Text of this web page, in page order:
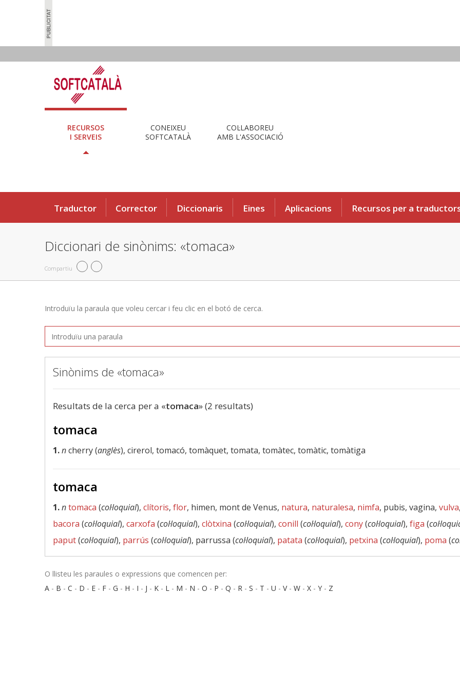
RECURSOS
I SERVEIS
CONEIXEU
SOFTCATALÀ
COL·LABOREU
AMB L'ASSOCIACIÓ
Traductor Corrector Diccionaris Eines Aplicacions Recursos per a
Diccionari de sinònims: «tomaca»
Compartiu
Introduïu la paraula que voleu cercar i feu clic en el botó de cerca.
Sinònims de «tomaca»
Resultats de la cerca per a «tomaca» (2 resultats)
tomaca
1.ncherry (anglès), cirerol, tomacó, tomàquet, tomata, tomàtec, tomàtic, tomàtiga
tomaca
1.ntomaca (col·loquial), clítoris, flor, himen, mont de Venus, natura, naturalesa, nimfa, pubis, vagina, vulva,
bacora (col·loquial), carxofa (col·loquial), clòtxina (col·loquial), conill (col·loquial), cony(col·loquial), figa (
paput(col·loquial), parrús (col·loquial), parrussa (col·loquial), patata (col·loquial), petxina (col·loquial), poma (
O llisteu les paraules o expressions que comencen per:
A - B - C - D - E - F - G - H - I - J - K - L - M - N - O - P - Q - R - S - T - U - V- W - X - Y - Z